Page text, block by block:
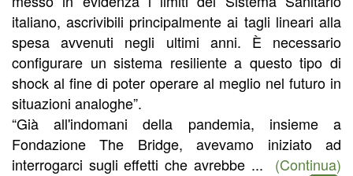
italiano, ascrivibili principalmente ai tagli lineari alla
spesa avvenuti negli ultimi anni. È necessario
configurare un sistema resiliente a questo tipo di
shock al fine di poter operare al meglio nel futuro in
situazioni analoghe”.
“Già all'indomani della pandemia, insieme a
Fondazione The Bridge, avevamo iniziato ad
interrogarci sugli effetti che avrebbe ... (Continua)